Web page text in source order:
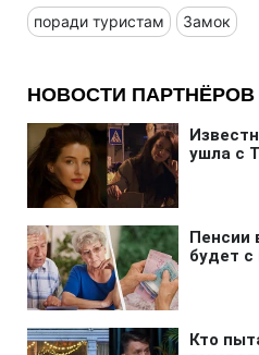
поради туристам Замок